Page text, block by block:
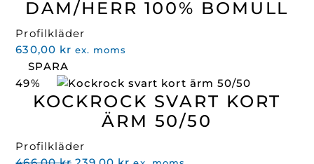
DAM/HERR 100% BOMULL
Profilkläder
630,00 kr ex. moms
SPARA
49%
KOCKROCK SVART KORT
ÄRM 50/50
Profilkläder